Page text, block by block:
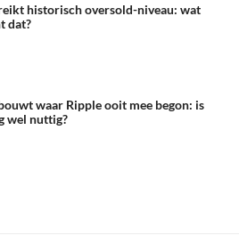
historisch oversold-niveau: wat
dat?
waar Ripple ooit mee begon: is
wel nuttig?